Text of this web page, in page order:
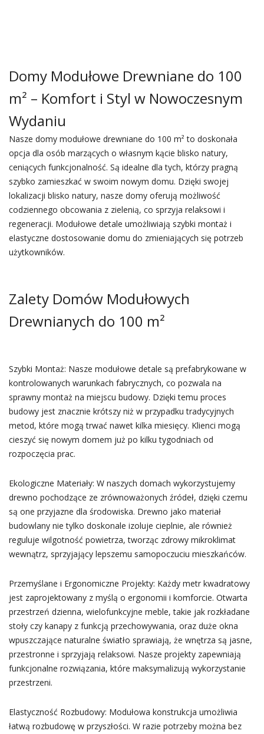
Domy Modułowe Drewniane do 100
m² – Komfort i Styl w Nowoczesnym
Wydaniu
Nasze domy modułowe drewniane do 100 m² to doskonała
opcja dla osób marzących o własnym kącie blisko natury,
ceniących funkcjonalność. Są idealne dla tych, którzy pragną
szybko zamieszkać w swoim nowym domu. Dzięki swojej
lokalizacji blisko natury, nasze domy oferują możliwość
codziennego obcowania z zielenią, co sprzyja relaksowi i
regeneracji. Modułowe detale umożliwiają szybki montaż i
elastyczne dostosowanie domu do zmieniających się potrzeb
użytkowników.
Zalety Domów Modułowych
Drewnianych do 100 m²
Szybki Montaż: Nasze modułowe detale są prefabrykowane w
kontrolowanych warunkach fabrycznych, co pozwala na
sprawny montaż na miejscu budowy. Dzięki temu proces
budowy jest znacznie krótszy niż w przypadku tradycyjnych
metod, które mogą trwać nawet kilka miesięcy. Klienci mogą
cieszyć się nowym domem już po kilku tygodniach od
rozpoczęcia prac.
Ekologiczne Materiały: W naszych domach wykorzystujemy
drewno pochodzące ze zrównoważonych źródeł, dzięki czemu
są one przyjazne dla środowiska. Drewno jako materiał
budowlany nie tylko doskonale izoluje cieplnie, ale również
reguluje wilgotność powietrza, tworząc zdrowy mikroklimat
wewnątrz, sprzyjający lepszemu samopoczuciu mieszkańców.
Przemyślane i Ergonomiczne Projekty: Każdy metr kwadratowy
jest zaprojektowany z myślą o ergonomii i komforcie. Otwarta
przestrzeń dzienna, wielofunkcyjne meble, takie jak rozkładane
stoły czy kanapy z funkcją przechowywania, oraz duże okna
wpuszczające naturalne światło sprawiają, że wnętrza są jasne,
przestronne i sprzyjają relaksowi. Nasze projekty zapewniają
funkcjonalne rozwiązania, które maksymalizują wykorzystanie
przestrzeni.
Elastyczność Rozbudowy: Modułowa konstrukcja umożliwia
łatwą rozbudowę w przyszłości. W razie potrzeby można bez